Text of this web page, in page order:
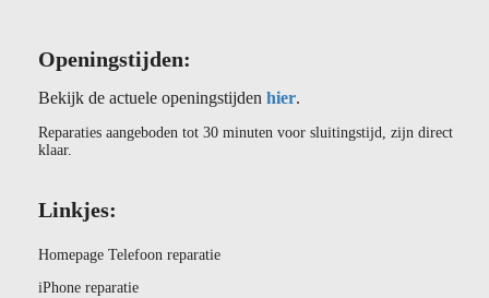
Openingstijden:
Bekijk de actuele openingstijden hier.
Reparaties aangeboden tot 30 minuten voor sluitingstijd, zijn direct
klaar.
Linkjes:
Homepage Telefoon reparatie
iPhone reparatie